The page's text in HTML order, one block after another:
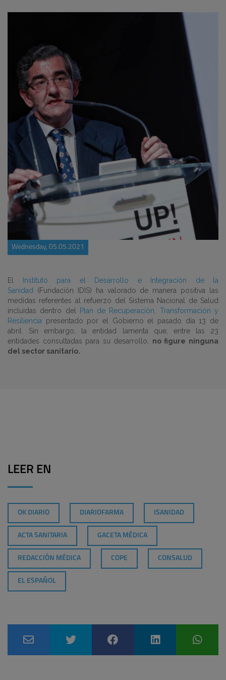
Wednesday, 05.05.2021
El
Instituto para el Desarrollo e Integración de la
Sanidad
(Fundación IDIS) ha valorado de manera positiva las
medidas referentes al refuerzo del Sistema Nacional de Salud
incluidas dentro del
Plan de Recuperación, Transformación y
Resiliencia presentado por el Gobierno el pasado día 13 de
abril. Sin embargo, la entidad lamenta que, entre las 23
entidades consultadas para su desarrollo, no figure ninguna
del sector sanitario.
LEER EN
OK DIARIO DIARIOFARMA ISANIDAD
ACTA SANITARIA GACETA MÉDICA
REDACCIÓN MÉDICA COPE CONSALUD
EL ESPAÑOL